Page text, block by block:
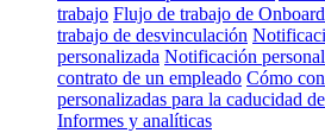
trabajo Flujo de trabajo de
trabajo de desvinculación
personalizada Notificación
contrato de un empleado Cómo
personalizadas para la caducidad
Informes y analíticas